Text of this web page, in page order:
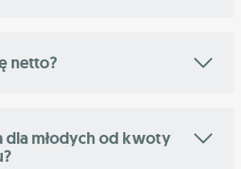
netto?
dla młodych od kwoty